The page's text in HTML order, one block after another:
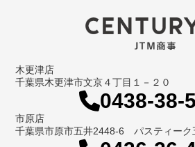
木更津店
千葉県木更津市文京４丁目１－２０
0438-38-
市原店
千葉県市原市五井2448-6 パスティーク